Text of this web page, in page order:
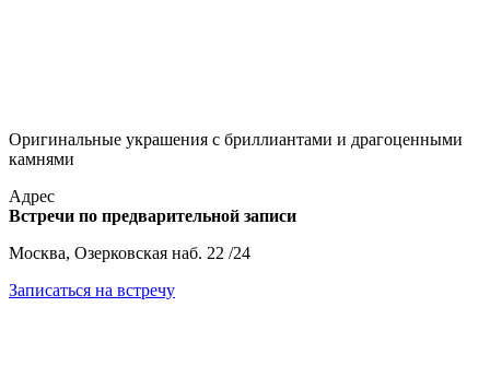
Оригинальные украшения с бриллиантами и драгоценными
камнями
Адрес
Встречи по предварительной записи
Москва, Озерковская наб. 22 /24
Записаться на встречу